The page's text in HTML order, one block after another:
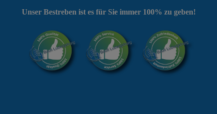
Unser Bestreben ist es für Sie immer 100% zu geben!